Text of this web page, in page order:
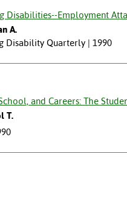
Disabilities--Employment
A.
Disability Quarterly | 1990
and Careers: The
T.